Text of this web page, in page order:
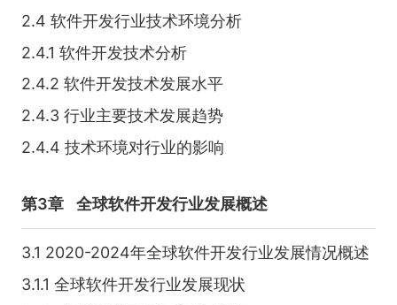
2.4 软件开发行业技术环境分析
2.4.1 软件开发技术分析
2.4.2 软件开发技术发展水平
2.4.3 行业主要技术发展趋势
2.4.4 技术环境对行业的影响
第3章 全球软件开发行业发展概述
3.1 2020-2024年全球软件开发行业发展情况概述
3.1.1 全球软件开发行业发展现状